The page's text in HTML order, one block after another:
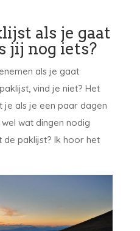
als je gaat
jij nog iets?
als je gaat
vind je niet? Het
je als je een paar dagen
wat dingen nodig
de paklijst? Ik hoor het